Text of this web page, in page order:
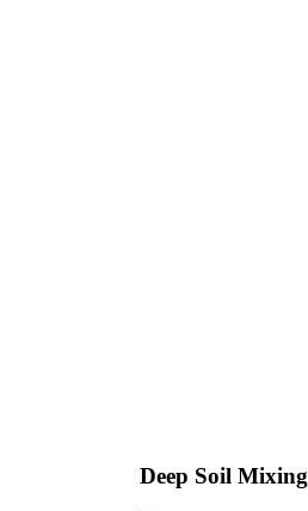
Deep Soil Mixing